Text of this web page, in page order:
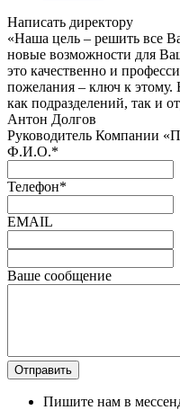
Написать директору
«Наша цель – решить все
новые возможности для
это качественно и
пожелания – ключ к этому.
как подразделений, так и
Антон Долгов
Руководитель Компании
Ф.И.О.*
Телефон*
EMAIL
Ваше сообщение
Пишите нам в